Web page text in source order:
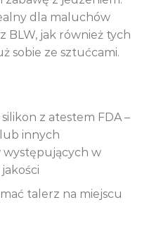
dla maluchów
BLW, jak również tych
sobie ze sztućcami.
z atestem FDA –
lub innych
występujących w
talerz na miejscu